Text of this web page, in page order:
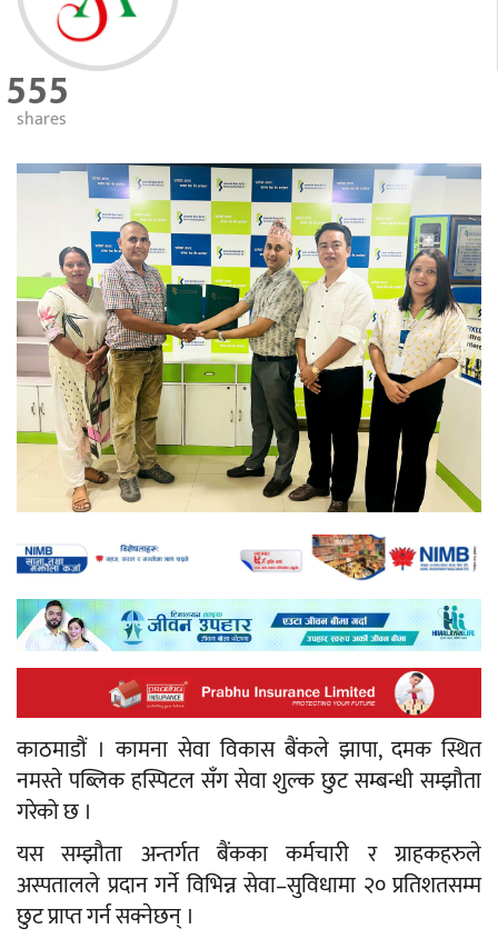
555
shares
काठमाडौं । कामना सेवा विकास बैंकले झापा, दमक स्थित
नमस्ते पब्लिक हस्पिटल सँग सेवा शुल्क छुट सम्बन्धी सम्झौता
गरेको छ ।
यस सम्झौता अन्तर्गत बैंकका कर्मचारी र ग्राहकहरुले
अस्पतालले प्रदान गर्ने विभिन्न सेवा–सुविधामा २० प्रतिशतसम्म
छुट प्राप्त गर्न सक्नेछन् ।